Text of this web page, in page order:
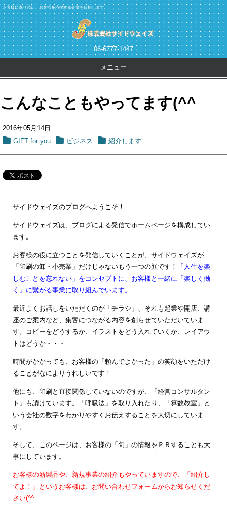
お客様に寄り添い、お客様を応援する企業を目指します。
06-6777-1447
メニュー
こんなこともやってます(^^ゞ
2016年05月14日
GIFT for you
ビジネス 紹介します
サイドウェイズのブログへようこそ！
サイドウェイズは、ブログによる発信でホームページを構成してい
ます。
お客様の役に立つことを発信していくことが、サイドウェイズが
「印刷の卸・小売業」だけじゃないもう一つの顔です！
「人生を楽
しむことを忘れない」をコンセプトに、お客様と一緒に「楽しく働
く」に繋がる事業に取り組んでいます。
最近よくお話しをいただくのが「チラシ」、それも起業や開店、講
座のご案内など、集客につながる内容を創らせていただいていま
す。コピーをどうするか、イラストをどう入れていくか、レイアウ
トはどうか・・・
時間がかかっても、お客様の「頼んでよかった」の笑顔をいただけ
ることがなによりうれしいです！
他にも、印刷と直接関係していないのですが、「経営コンサルタン
ト」も請けています。「呼吸法」を取り入れたり、「算数教室」と
いう会社の数字をわかりやすくお伝えすることを大切にしていま
す。
そして、このページは、お客様の「旬」の情報をＰＲすることも大
事にしています。
お客様の新製品や、新規事業の紹介もやっていますので、「紹介し
てよ！」というお客様は、お問い合わせフォームからお知らせくだ
さい(^^ゞ